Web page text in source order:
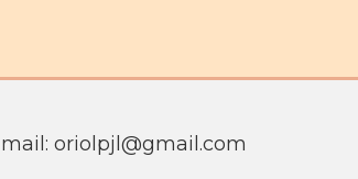
mail: oriolpjl@gmail.com